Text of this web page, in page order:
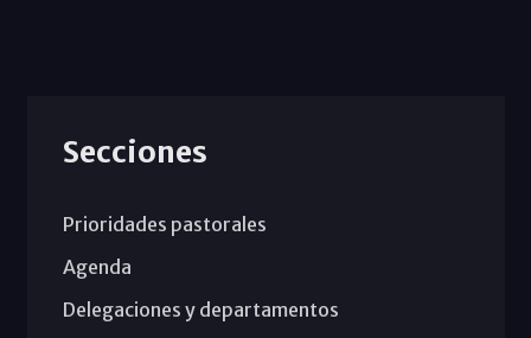
Secciones
Prioridades pastorales
Agenda
Delegaciones y departamentos